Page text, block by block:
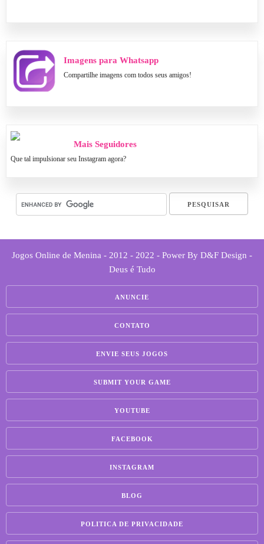
Imagens para Whatsapp
Compartilhe imagens com todos seus amigos!
Mais Seguidores
Que tal impulsionar seu Instagram agora?
Jogos Online de Menina - 2012 - 2022 - Power By D&F Design -
Deus é Tudo
ANUNCIE
CONTATO
ENVIE SEUS JOGOS
SUBMIT YOUR GAME
YOUTUBE
FACEBOOK
INSTAGRAM
BLOG
POLITICA DE PRIVACIDADE